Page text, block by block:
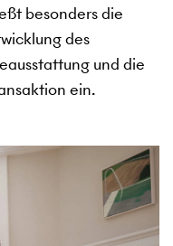
besonders die
des
und die
ein.